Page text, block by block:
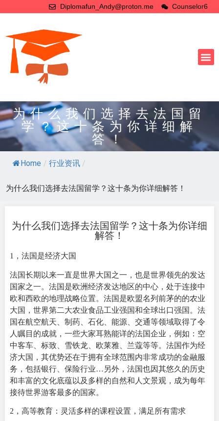
Diplomafun_Andy@proton.me Counselor6
为什么我们选择去法国留
学？这十条为你详细解
答！
Home / 行业资讯 /
为什么我们选择去法国留学？这十条为你详细解答！
为什么我们选择去法国留学？这十条为你详细
解答！
1，法国是经济大国
法国长期以来一直是世界大国之一，也是世界领先的发达
国家之一。法国是欧洲经济发达地区的中心，处于连接中
欧和西欧的地理战略位置。法国是欧盟名列前茅的的农业
大国，世界第二大农业食品工业强国和全球出口强国。法
国在航空航天、制药、石化、能源、交通等领域取得了令
人瞩目的成就，一些大家耳熟能详的法国企业，例如：空
中客车、标致、雪铁龙、欧莱雅、兰蔻等等。法国作为经
济大国，其优势还在于拥有全球范围内非常成功的金融服
务，包括银行、保险行业…另外，法国也因其悠久的历史
和丰富的文化底蕴以及多样的自然和人文景观，成为每年
接待世界游客最多的国家。
2，高等教育：灵活多样的课程设置，满足所有需求